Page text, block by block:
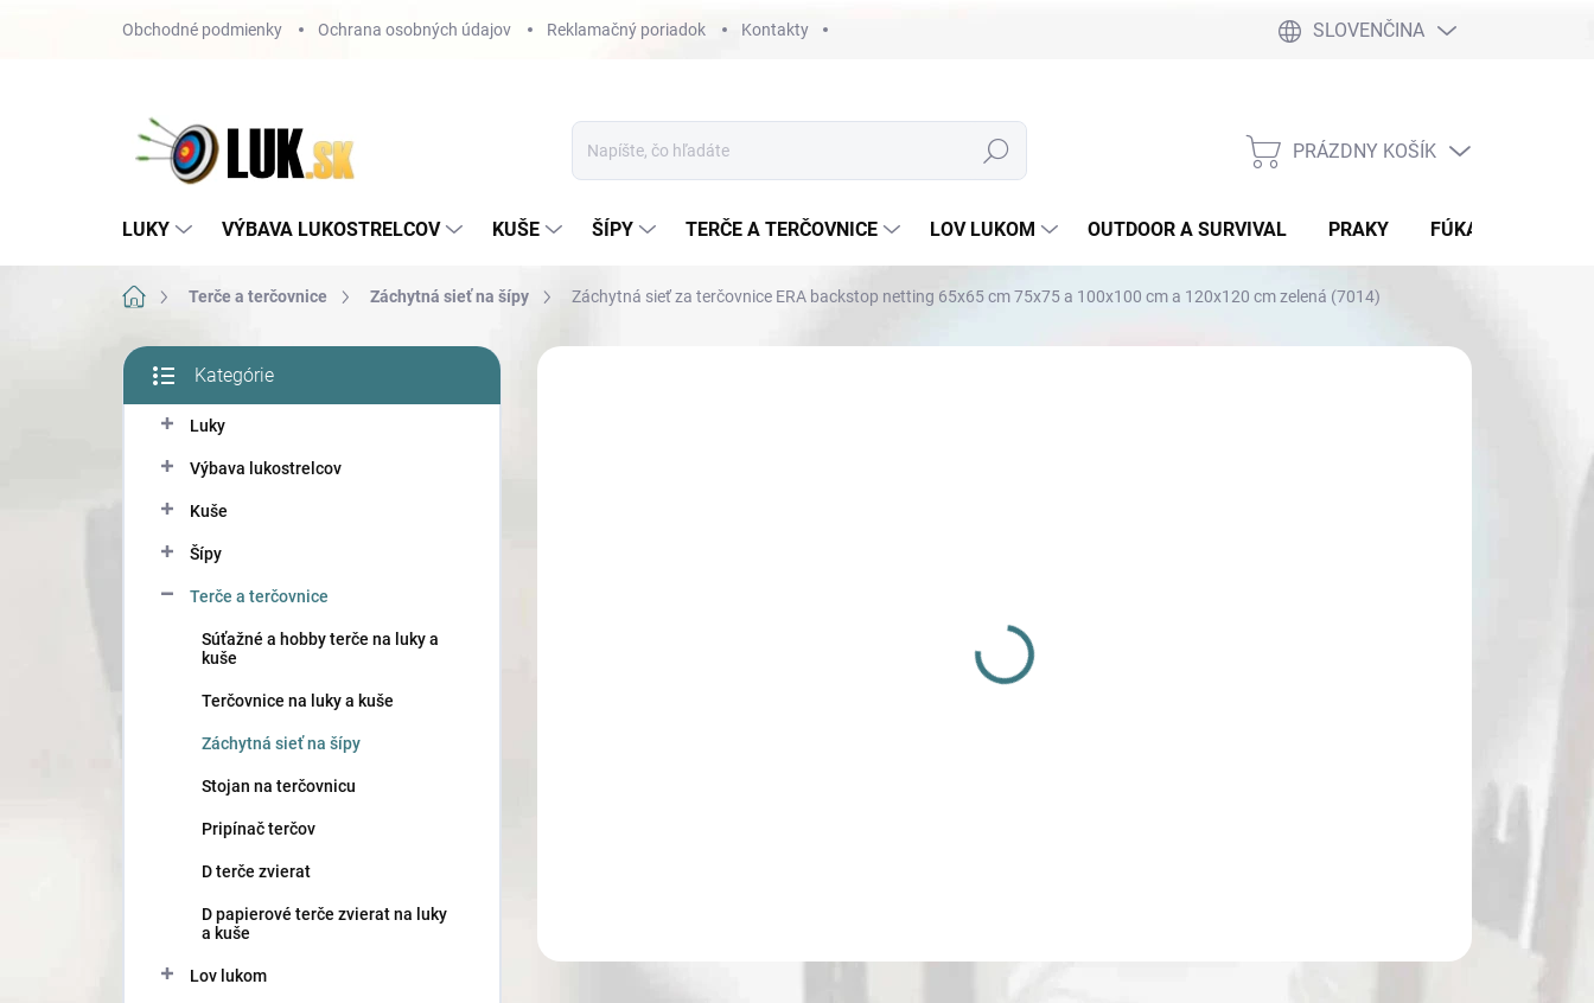
Obchodné podmienky Ochrana osobných údajov Reklamačný poriadok Kontakty SLOVENČINA
Hľadať
NÁKUPNÝ
PRÁZDNY KOŠÍK
LUKY VÝBAVA LUKOSTRELCOV KUŠE ŠÍPY TERČE A TERČOVNICE LOV LUKOM OUTDOOR A SURVIVAL PRAKY FÚKAČKY
DomovTerče a terčovnice Záchytná sieť na šípy Záchytná sieť za terčovnice ERA backstop netting 65x65 cm 75x75 a 100x100 cm a 120x120 cm zelená (7014)
B
č
kategórie
Kategórie
Luky
Výbava lukostrelcov
Kuše
Šípy
Terče a terčovnice
Súťažné a hobby terče na luky a
kuše
Terčovnice na luky a kuše
Záchytná sieť na šípy
Stojan na terčovnicu
Pripínač terčov
D terče zvierat
D papierové terče zvierat na luky
a kuše
Lov lukom